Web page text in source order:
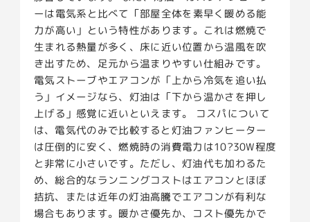
ーは電気系と比べて「部屋全体を素早く暖める能
力が高い」という特性があります。これは燃焼で
生まれる熱量が多く、床に近い位置から温風を吹
き出すため、足元から温まりやすい仕組みです。
電気ストーブやエアコンが「上から冷気を追い払
う」イメージなら、灯油は「下から温かさを押し
上げる」感覚に近いといえます。 コスパについて
は、電気代のみで比較すると灯油ファンヒーター
は圧倒的に安く、燃焼時の消費電力は10?30W程度
と非常に小さいです。ただし、灯油代も加わるた
め、総合的なランニングコストはエアコンとほぼ
拮抗、または近年の灯油高騰でエアコンが有利な
場合もあります。暖かさ優先か、コスト優先かで